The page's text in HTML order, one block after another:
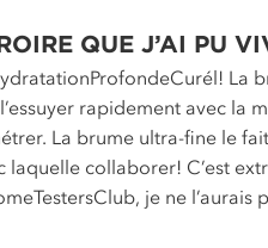
QUE J’AI PU
La
rapidement avec la
La brume ultra-fine le
laquelle collaborer! C’est
je ne